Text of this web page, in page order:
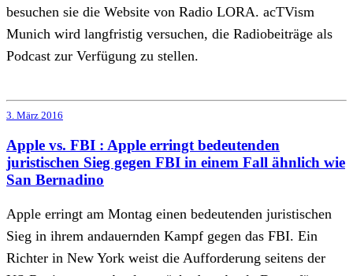
besuchen sie die Website von Radio LORA. acTVism
Munich wird langfristig versuchen, die Radiobeiträge als
Podcast zur Verfügung zu stellen.
3. März 2016
Apple vs. FBI : Apple erringt bedeutenden
juristischen Sieg gegen FBI in einem Fall ähnlich wie
San Bernadino
Apple erringt am Montag einen bedeutenden juristischen
Sieg in ihrem andauernden Kampf gegen das FBI. Ein
Richter in New York weist die Aufforderung seitens der